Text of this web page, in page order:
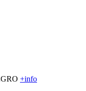
+info